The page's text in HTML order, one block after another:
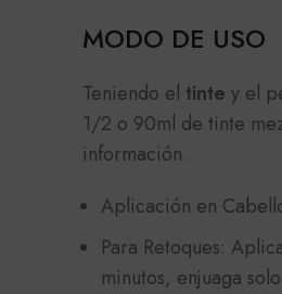
MODO DE USO
Teniendo el tinte y el
1/2 o 90ml de tinte
información.
Aplicación en
Para Retoques:
minutos, enjuaga solo